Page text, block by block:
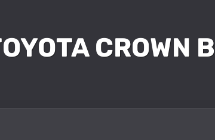
CROWN В